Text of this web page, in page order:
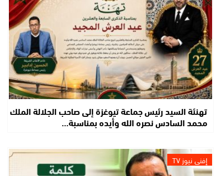
تهنئة السيد رئيس جماعة تيوغزة إلى صاحب الجلالة الملك
محمد السادس نصره الله وأيده بمناسبة…
إفني نيوز TV